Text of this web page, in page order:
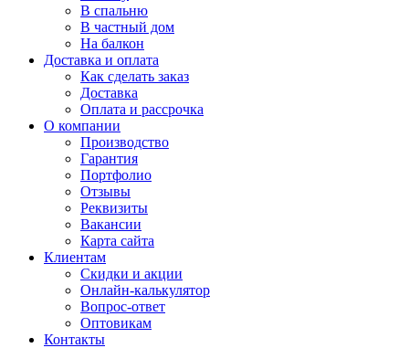
В спальню
В частный дом
На балкон
Доставка и оплата
Как сделать заказ
Доставка
Оплата и рассрочка
О компании
Производство
Гарантия
Портфолио
Отзывы
Реквизиты
Вакансии
Карта сайта
Клиентам
Скидки и акции
Онлайн-калькулятор
Вопрос-ответ
Оптовикам
Контакты